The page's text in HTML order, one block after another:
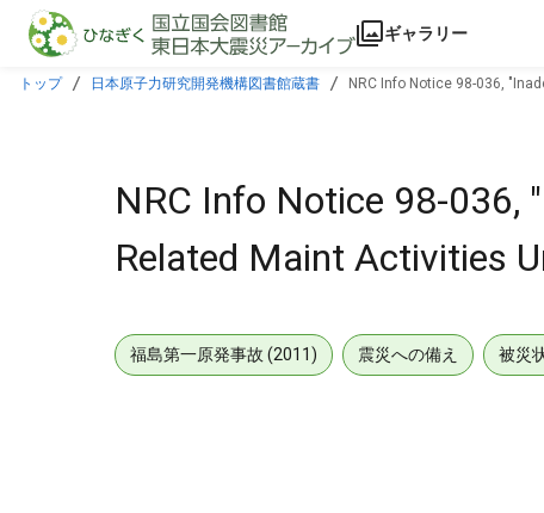
本文に飛ぶ
ギャラリー
トップ 日本原子力研究開発機構図書館蔵書 NRC Info Notice 98-036,
NRC Info Notice 98-036,
Related Maint Activities
福島第一原発事故 (2011) 震災への備え 被災